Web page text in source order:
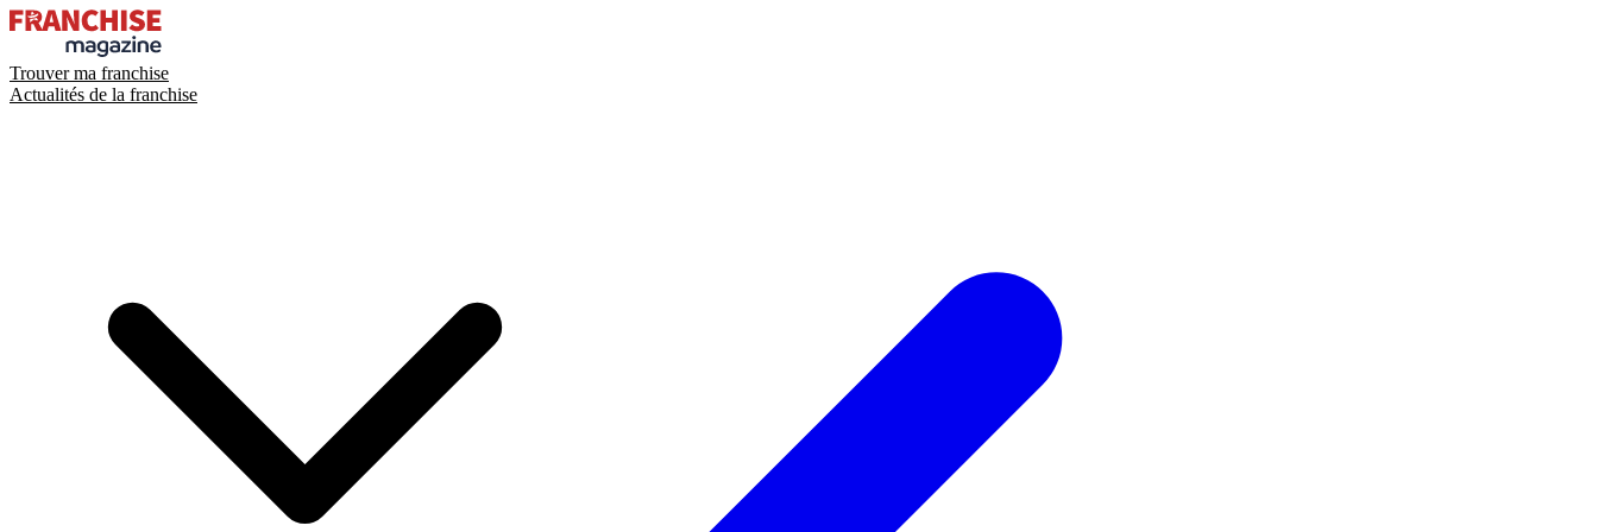
Trouver ma franchise
Actualités de la franchise